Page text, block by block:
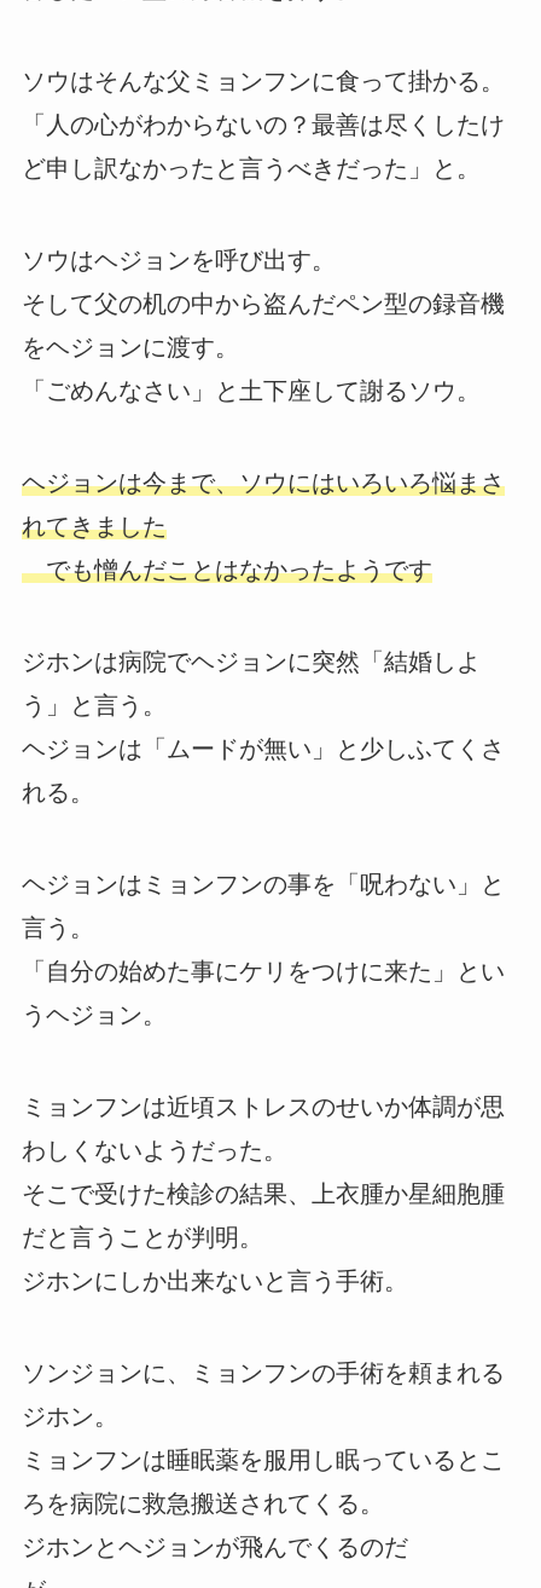
ソウはそんな父ミョンフンに食って掛かる。
「人の心がわからないの？最善は尽くしたけ
ど申し訳なかったと言うべきだった」と。
ソウはヘジョンを呼び出す。
そして父の机の中から盗んだペン型の録音機
をヘジョンに渡す。
「ごめんなさい」と土下座して謝るソウ。
ヘジョンは今まで、ソウにはいろいろ悩まさ
れてきました
でも憎んだことはなかったようです
ジホンは病院でヘジョンに突然「結婚しよ
う」と言う。
ヘジョンは「ムードが無い」と少しふてくさ
れる。
ヘジョンはミョンフンの事を「呪わない」と
言う。
「自分の始めた事にケリをつけに来た」とい
うヘジョン。
ミョンフンは近頃ストレスのせいか体調が思
わしくないようだった。
そこで受けた検診の結果、上衣腫か星細胞腫
だと言うことが判明。
ジホンにしか出来ないと言う手術。
ソンジョンに、ミョンフンの手術を頼まれる
ジホン。
ミョンフンは睡眠薬を服用し眠っているとこ
ろを病院に救急搬送されてくる。
ジホンとヘジョンが飛んでくるのだ